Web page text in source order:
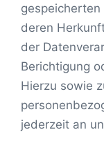
deren
der
Berichtigung
Hierzu sowie
jederzeit an